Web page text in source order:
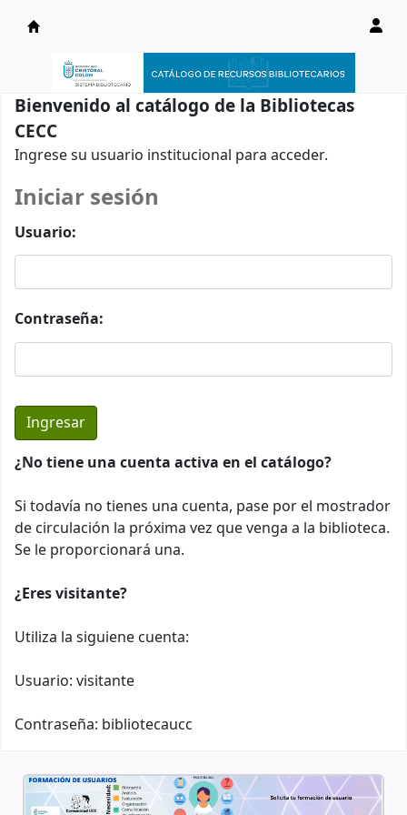
Catálogo en línea
Bienvenido al catálogo de la Bibliotecas
CECC
Ingrese su usuario institucional para acceder.
Iniciar sesión
Usuario:
Contraseña:
¿No tiene una cuenta activa en el catálogo?
Si todavía no tienes una cuenta, pase por el mostrador
de circulación la próxima vez que venga a la biblioteca.
Se le proporcionará una.
¿Eres visitante?
Utiliza la siguiene cuenta:
Usuario: visitante
Contraseña: bibliotecaucc